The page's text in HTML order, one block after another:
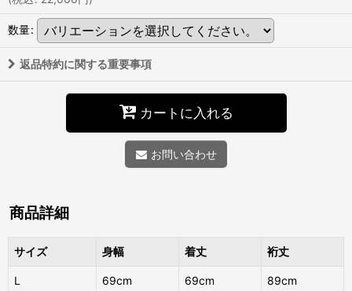
数量:
返品特約に関する重要事項
カートに入れる
お問い合わせ
商品詳細
サイズ 身幅 着丈 裄丈
L 69cm 69cm 89cm